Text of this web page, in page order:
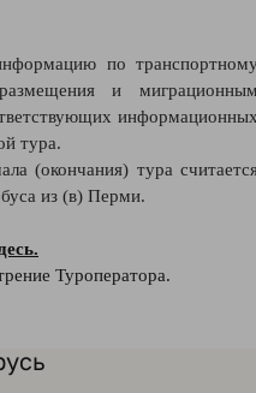
по
и
тура.
(окончания) тура
из (в) Перми.
Туроператора.